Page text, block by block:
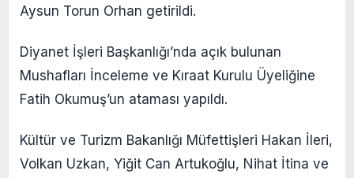
Aysun Torun Orhan getirildi.
Diyanet İşleri Başkanlığı’nda açık bulunan
Mushafları İnceleme ve Kıraat Kurulu Üyeliğine
Fatih Okumuş’un ataması yapıldı.
Kültür ve Turizm Bakanlığı Müfettişleri Hakan İleri,
Volkan Uzkan, Yiğit Can Artukoğlu, Nihat İtina ve